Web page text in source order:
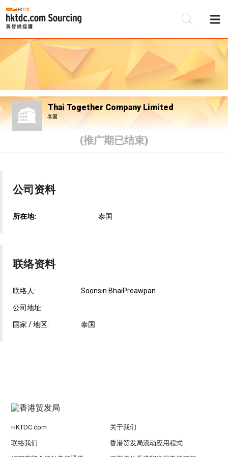
Thai Together Company Limited
泰国
(推广期已结束)
公司资料
所在地: 泰国
联络资料
联络人: Soonsin BhaiPreawpan
公司地址:
国家 / 地区: 泰国
HKTDC.com 关于我们
联络我们 香港贸发局流动应用程式